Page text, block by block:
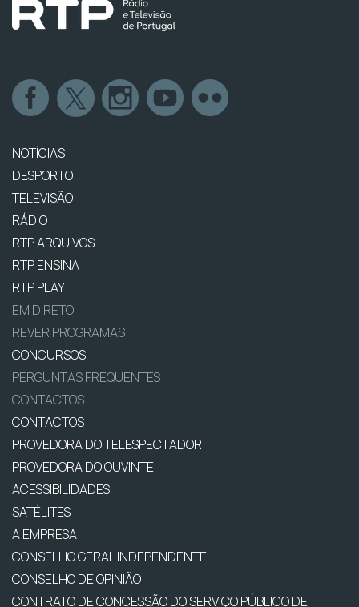
NOTÍCIAS
DESPORTO
TELEVISÃO
RÁDIO
RTP ARQUIVOS
RTP ENSINA
RTP PLAY
EM DIRETO
REVER PROGRAMAS
CONCURSOS
PERGUNTAS FREQUENTES
CONTACTOS
CONTACTOS
PROVEDORA DO TELESPECTADOR
PROVEDORA DO OUVINTE
ACESSIBILIDADES
SATÉLITES
A EMPRESA
CONSELHO GERAL INDEPENDENTE
CONSELHO DE OPINIÃO
CONTRATO DE CONCESSÃO DO SERVIÇO PÚBLICO DE